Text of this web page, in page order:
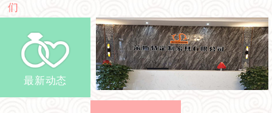
们
最新动态